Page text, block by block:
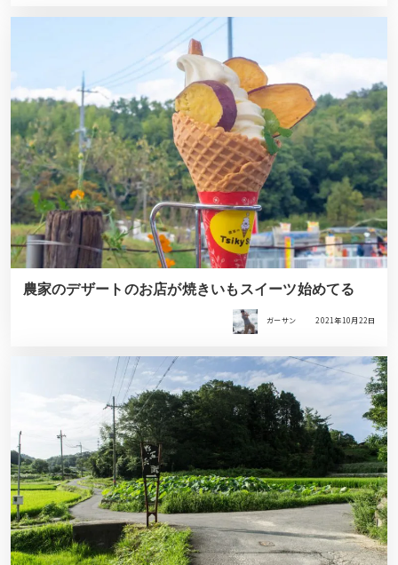
農家のデザートのお店が焼きいもスイーツ始めてる
ガーサン 2021年10月22日